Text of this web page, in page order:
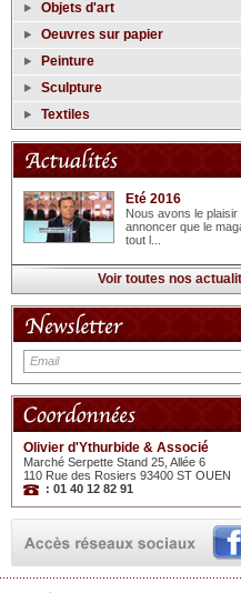
Objets d'art
Oeuvres sur papier
Peinture
Sculpture
Textiles
Eté 2016
Nous avons le plaisir
annoncer que le
tout l...
Voir toutes nos
Olivier d'Ythurbide & Associé
Marché Serpette Stand 25, Allée 6
110 Rue des Rosiers 93400 ST OUEN
: 01 40 12 82 91